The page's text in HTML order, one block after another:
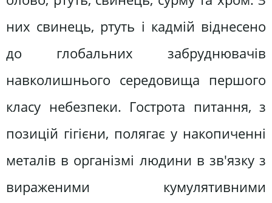
них свинець, ртуть і кадмій віднесено
до глобальних забруднювачів
навколишнього середовища першого
класу небезпеки. Гострота питання, з
позицій гігієни, полягає у накопиченні
металів в організмі людини в зв'язку з
вираженими кумулятивними